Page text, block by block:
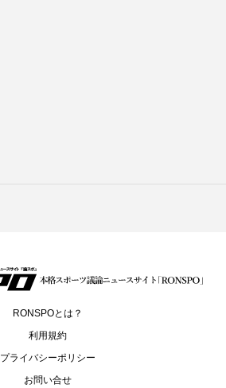
RONSPOとは？
利用規約
プライバシーポリシー
お問い合せ